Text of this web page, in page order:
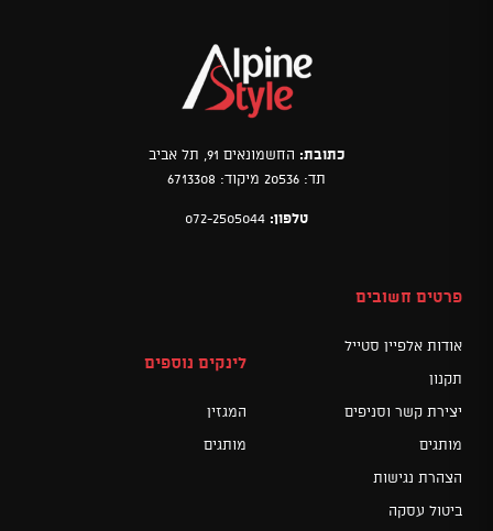
כתובת: החשמונאים 91, תל אביב
תד: 20536 מיקוד: 6713308
טלפון: 072-2505044
פרטים חשובים
אודות אלפיין סטייל
תקנון
יצירת קשר וסניפים
מותגים
הצהרת נגישות
ביטול עסקה
לינקים נוספים
המגזין
מותגים